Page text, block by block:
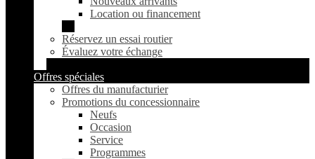
Location ou financement
Réservez un essai routier
Évaluez votre échange
Offres spéciales
Offres du manufacturier
Promotions du concessionnaire
Neufs
Occasion
Service
Programmes